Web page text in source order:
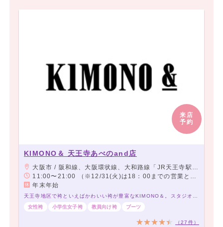
来店
予約
KIMONO＆ 天王寺あべのand店
大阪市 / 阪和線、大阪環状線、大和路線「JR天王寺駅」下車「ミオステーション1F中央口」より徒歩5分。 大阪メトロ御堂筋線「天王寺駅」下車「西改札」より徒歩5分。 大阪メトロ谷町線「阿部野駅」下車「北改札、1番出口」より徒歩3分。 阪堺電車「阿部野駅」下車徒歩3分。
11:00〜21:00 （※12/31(火)は18：00までの営業となります。この日の予約受付可能時間は16：30までとなります。）
年末年始
女性袴
小学生女子袴 教員向け袴 ブーツ
（27件）